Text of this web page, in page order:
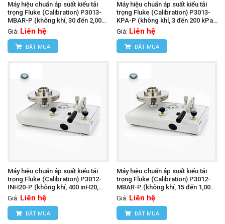
Máy hiệu chuẩn áp suất kiểu tải
trọng Fluke (Calibration) P3013-
MBAR-P (không khí, 30 đến 2,000
mbar , PCU đơn)
Giá: Liên hệ
ĐẶT MUA
Máy hiệu chuẩn áp suất kiểu tải
trọng Fluke (Calibration) P3013-
KPA-P (không khí, 3 đến 200 kPa,
PCU đơn)
Giá: Liên hệ
ĐẶT MUA
Máy hiệu chuẩn áp suất kiểu tải
trọng Fluke (Calibration) P3012-
INH20-P (không khí, 400 inH20,
PCU đơn)
Giá: Liên hệ
ĐẶT MUA
Máy hiệu chuẩn áp suất kiểu tải
trọng Fluke (Calibration) P3012-
MBAR-P (không khí, 15 đến 1,000
mbar, PCU đơn)
Giá: Liên hệ
ĐẶT MUA